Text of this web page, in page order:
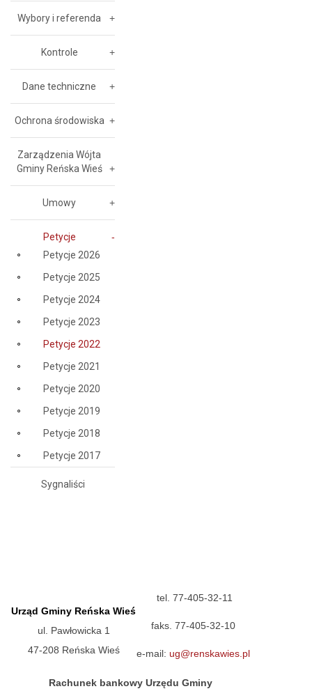
Wybory i referenda
Kontrole
Dane techniczne
Ochrona środowiska
Zarządzenia Wójta
Gminy Reńska Wieś
Umowy
Petycje
Petycje 2026
Petycje 2025
Petycje 2024
Petycje 2023
Petycje 2022
Petycje 2021
Petycje 2020
Petycje 2019
Petycje 2018
Petycje 2017
Sygnaliści
Urząd Gminy Reńska Wieś
ul. Pawłowicka 1
47-208 Reńska Wieś
tel. 77-405-32-11
faks. 77-405-32-10
e-mail: ug@renskawies.pl
Rachunek bankowy Urzędu Gminy